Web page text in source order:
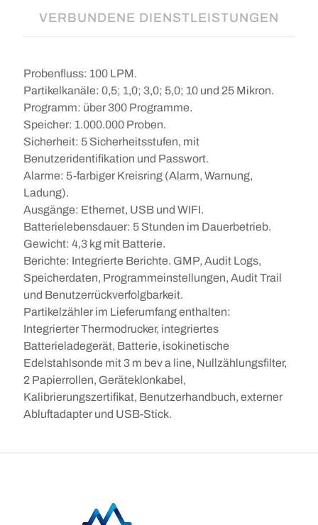
VERBUNDENE DIENSTLEISTUNGEN
Probenfluss: 100 LPM.
Partikelkanäle: 0,5; 1,0; 3,0; 5,0; 10 und 25 Mikron.
Programm: über 300 Programme.
Speicher: 1.000.000 Proben.
Sicherheit: 5 Sicherheitsstufen, mit
Benutzeridentifikation und Passwort.
Alarme: 5-farbiger Kreisring (Alarm, Warnung,
Ladung).
Ausgänge: Ethernet, USB und WIFI.
Batterielebensdauer: 5 Stunden im Dauerbetrieb.
Gewicht: 4,3 kg mit Batterie.
Berichte: Integrierte Berichte. GMP, Audit Logs,
Speicherdaten, Programmeinstellungen, Audit Trail
und Benutzerrückverfolgbarkeit.
Partikelzähler im Lieferumfang enthalten:
Integrierter Thermodrucker, integriertes
Batterieladegerät, Batterie, isokinetische
Edelstahlsonde mit 3 m bev a line, Nullzählungsfilter,
2 Papierrollen, Geräteklonkabel,
Kalibrierungszertifikat, Benutzerhandbuch, externer
Abluftadapter und USB-Stick.